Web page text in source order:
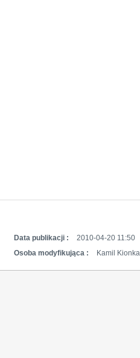
Data publikacji :
2010-04-20 11:50
Osoba modyfikująca : Kamil Kionka